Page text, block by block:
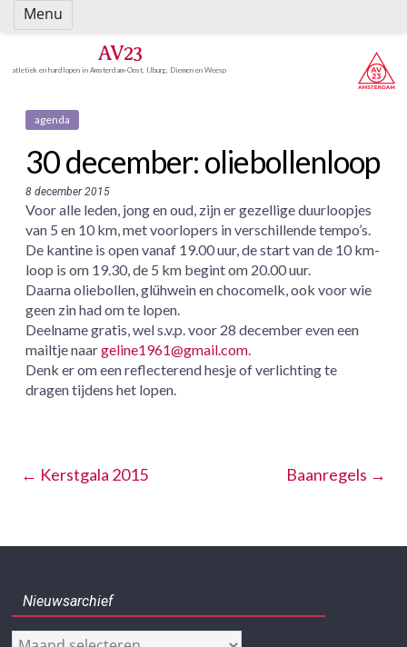
Spring
naar
AV23
atletiek en hardlopen in Amsterdam-Oost, IJburg, Diemen en Weesp
agenda
30 december: oliebollenloop
8 december 2015
Voor alle leden, jong en oud, zijn er gezellige duurloopjes
van 5 en 10 km, met voorlopers in verschillende tempo’s.
De kantine is open vanaf 19.00 uur, de start van de 10 km-
loop is om 19.30, de 5 km begint om 20.00 uur.
Daarna oliebollen, glühwein en chocomelk, ook voor wie
geen zin had om te lopen.
Deelname gratis, wel s.v.p. voor 28 december even een
mailtje naargeline1961@gmail.com.
Denk er om een reflecterend hesje of verlichting te
dragen tijdens het lopen.
← Kerstgala 2015 Baanregels →
Nieuwsarchief
Nieuwsarchief
Menu